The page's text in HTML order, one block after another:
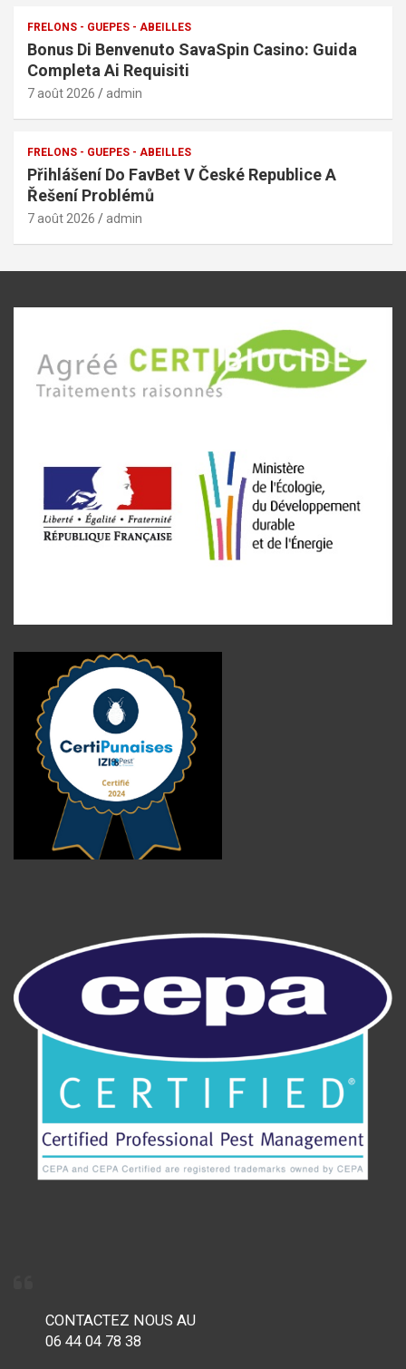
FRELONS - GUEPES - ABEILLES
Bonus Di Benvenuto SavaSpin Casino: Guida
Completa Ai Requisiti
7 août 2026 admin
FRELONS - GUEPES - ABEILLES
Přihlášení Do FavBet V České Republice A
Řešení Problémů
7 août 2026 admin
CONTACTEZ NOUS AU
06 44 04 78 38